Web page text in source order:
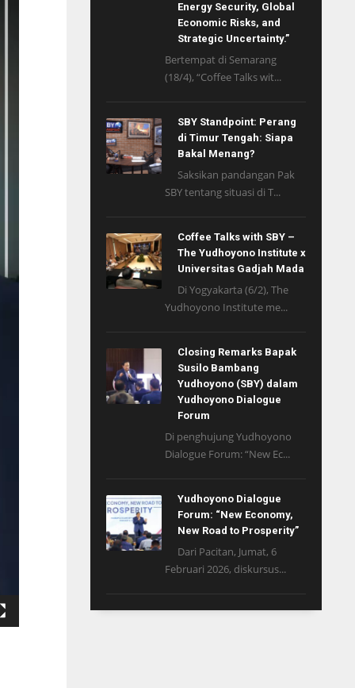
Energy Security, Global
Economic Risks, and
Strategic Uncertainty.”
Bertempat di Semarang
(18/4), “Coffee Talks wit...
SBY Standpoint: Perang
di Timur Tengah: Siapa
Bakal Menang?
Saksikan pandangan Pak
SBY tentang situasi di T...
Coffee Talks with SBY –
The Yudhoyono Institute x
Universitas Gadjah Mada
Di Yogyakarta (6/2), The
Yudhoyono Institute me...
Closing Remarks Bapak
Susilo Bambang
Yudhoyono (SBY) dalam
Yudhoyono Dialogue
Forum
Di penghujung Yudhoyono
Dialogue Forum: “New Ec...
Yudhoyono Dialogue
Forum: “New Economy,
New Road to Prosperity”
Dari Pacitan, Jumat, 6
Februari 2026, diskursus...